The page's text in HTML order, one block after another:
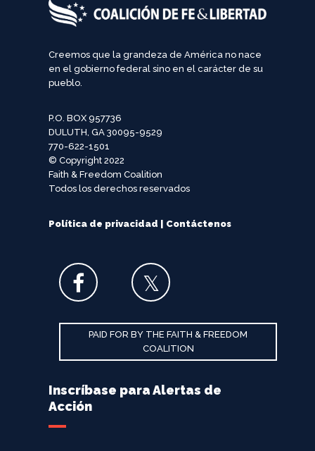
Creemos que la grandeza de América no nace
en el gobierno federal sino en el carácter de su
pueblo.
P.O. BOX 957736
DULUTH, GA 30095-9529
770-622-1501
© Copyright 2022
Faith & Freedom Coalition
Todos los derechos reservados
Política de privacidad Contáctenos
PAID FOR BY THE FAITH & FREEDOM
COALITION
Inscríbase para Alertas de
Acción